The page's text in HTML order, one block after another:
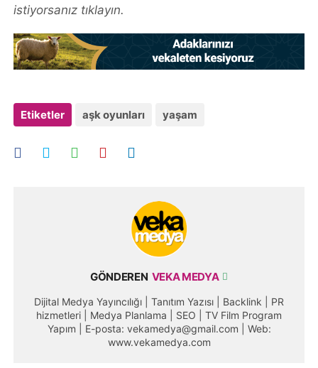
istiyorsanız tıklayın.
Etiketler aşk oyunları yaşam
GÖNDEREN VEKA MEDYA
Dijital Medya Yayıncılığı | Tanıtım Yazısı | Backlink | PR
hizmetleri | Medya Planlama | SEO | TV Film Program
Yapım | E-posta: vekamedya@gmail.com | Web:
www.vekamedya.com